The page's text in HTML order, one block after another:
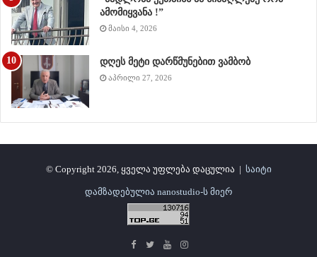
ამომიყვანა !”
მაისი 4, 2026
დღეს მეტი დარწმუნებით ვამბობ
აპრილი 27, 2026
© Copyright 2026, ყველა უფლება დაცულია | საიტი
დამზადებულია nanostudio-ს მიერ